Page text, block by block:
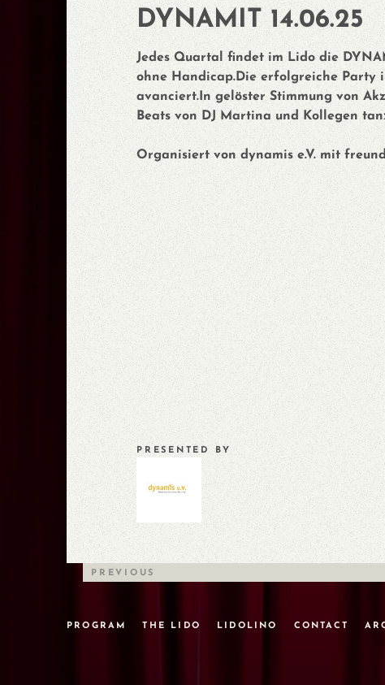
DYNAMIT 14.06.25
Jedes Quartal findet im Lido die
ohne Handicap.Die erfolgreiche Party
avanciert.In gelöster Stimmung von
Beats von DJ Martina und Kollegen
Organisiert von dynamis e.V. mit
PRESENTED BY
PREVIOUS
PROGRAM THE LIDO LIDOLINO CONTACT